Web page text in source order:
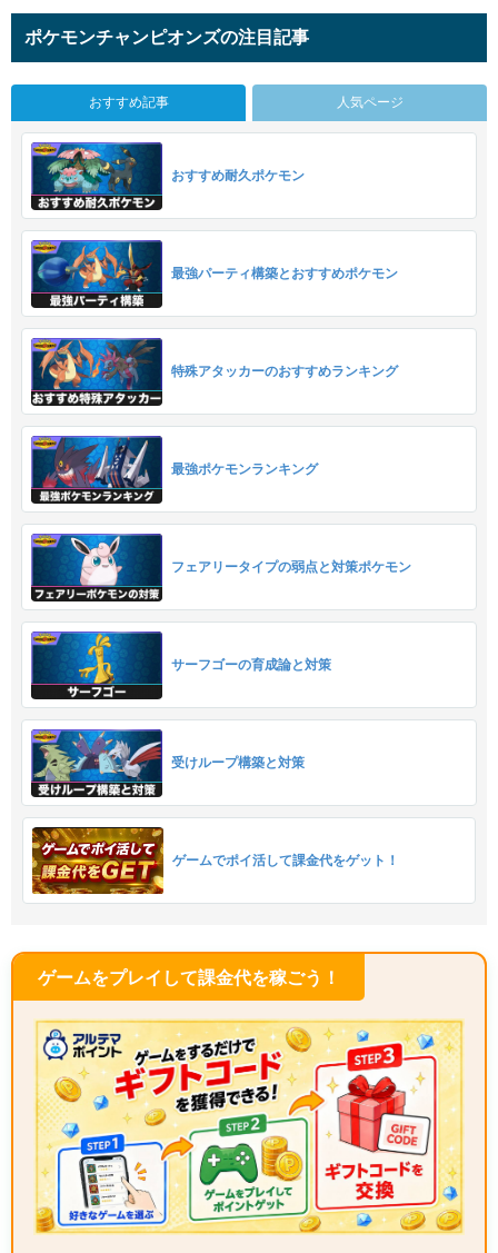
ポケモンチャンピオンズの注目記事
おすすめ記事 人気ページ
おすすめ耐久ポケモン
最強パーティ構築とおすすめポケモン
特殊アタッカーのおすすめランキング
最強ポケモンランキング
フェアリータイプの弱点と対策ポケモン
サーフゴーの育成論と対策
受けループ構築と対策
ゲームでポイ活して課金代をゲット！
ゲームをプレイして課金代を稼ごう！